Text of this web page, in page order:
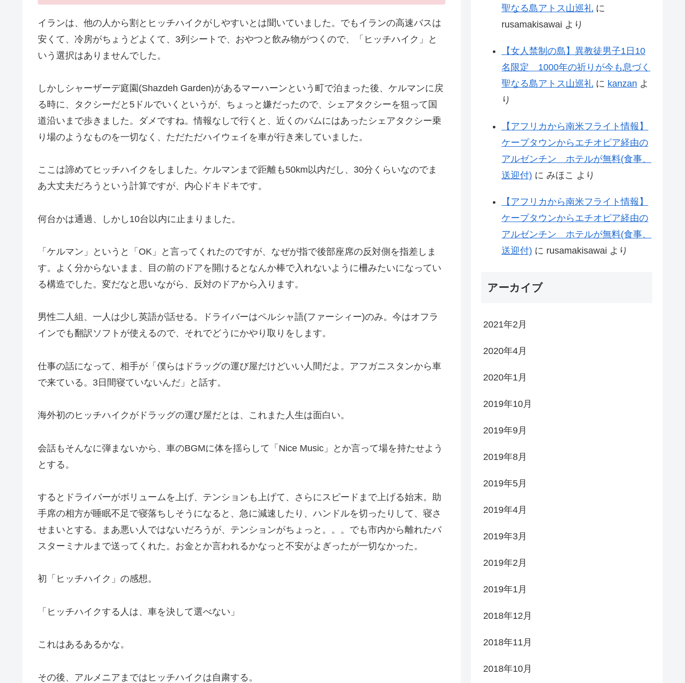
イランは、他の人から割とヒッチハイクがしやすいとは聞いていました。でもイランの高速バスは
安くて、冷房がちょうどよくて、3列シートで、おやつと飲み物がつくので、「ヒッチハイク」と
いう選択はありませんでした。
しかしシャーザーデ庭園(Shazdeh Garden)があるマーハーンという町で泊まった後、ケルマンに戻
る時に、タクシーだと5ドルでいくというが、ちょっと嫌だったので、シェアタクシーを狙って国
道沿いまで歩きました。ダメですね。情報なしで行くと、近くのバムにはあったシェアタクシー乗
り場のようなものを一切なく、ただただハイウェイを車が行き来していました。
ここは諦めてヒッチハイクをしました。ケルマンまで距離も50km以内だし、30分くらいなのでま
あ大丈夫だろうという計算ですが、内心ドキドキです。
何台かは通過、しかし10台以内に止まりました。
「ケルマン」というと「OK」と言ってくれたのですが、なぜが指で後部座席の反対側を指差しま
す。よく分からないまま、目の前のドアを開けるとなんか棒で入れないように柵みたいになってい
る構造でした。変だなと思いながら、反対のドアから入ります。
男性二人組、一人は少し英語が話せる。ドライバーはペルシャ語(ファーシィー)のみ。今はオフラ
インでも翻訳ソフトが使えるので、それでどうにかやり取りをします。
仕事の話になって、相手が「僕らはドラッグの運び屋だけどいい人間だよ。アフガニスタンから車
で来ている。3日間寝ていないんだ」と話す。
海外初のヒッチハイクがドラッグの運び屋だとは、これまた人生は面白い。
会話もそんなに弾まないから、車のBGMに体を揺らして「Nice Music」とか言って場を持たせよう
とする。
するとドライバーがボリュームを上げ、テンションも上げて、さらにスピードまで上げる始末。助
手席の相方が睡眠不足で寝落ちしそうになると、急に減速したり、ハンドルを切ったりして、寝さ
せまいとする。まあ悪い人ではないだろうが、テンションがちょっと。。。でも市内から離れたバ
スターミナルまで送ってくれた。お金とか言われるかなっと不安がよぎったが一切なかった。
初「ヒッチハイク」の感想。
「ヒッチハイクする人は、車を決して選べない」
これはあるあるかな。
その後、アルメニアまではヒッチハイクは自粛する。
聖なる島アトス山巡礼 に
rusamakisawai より
【女人禁制の島】異教徒男子1日10
名限定 1000年の祈りが今も息づく
聖なる島アトス山巡礼 に kanzan よ
り
【アフリカから南米フライト情報】
ケープタウンからエチオピア経由の
アルゼンチン ホテルが無料(食事、
送迎付) に みほこ より
【アフリカから南米フライト情報】
ケープタウンからエチオピア経由の
アルゼンチン ホテルが無料(食事、
送迎付) に rusamakisawai より
アーカイブ
2021年2月
2020年4月
2020年1月
2019年10月
2019年9月
2019年8月
2019年5月
2019年4月
2019年3月
2019年2月
2019年1月
2018年12月
2018年11月
2018年10月